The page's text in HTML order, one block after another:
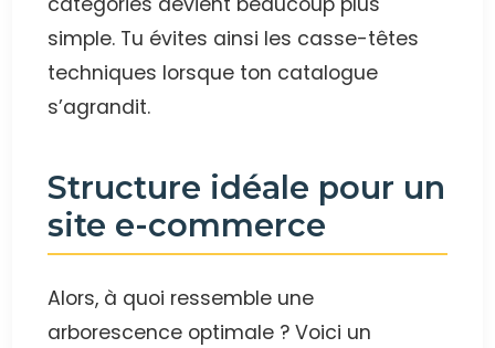
simple. Tu évites ainsi les casse-têtes
techniques lorsque ton catalogue
s’agrandit.
Structure idéale pour un
site e-commerce
Alors, à quoi ressemble une
arborescence optimale ? Voici un